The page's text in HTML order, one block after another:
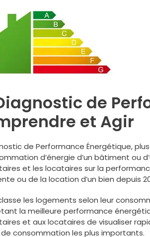
de
et Agir
de Performance Énergétique,
d’énergie d’un bâtiment ou
et les locataires sur la
ou de la location d’un bien depuis
classe les logements selon leur
la meilleure performance
et aux locataires de visualiser
consommation les plus importants.